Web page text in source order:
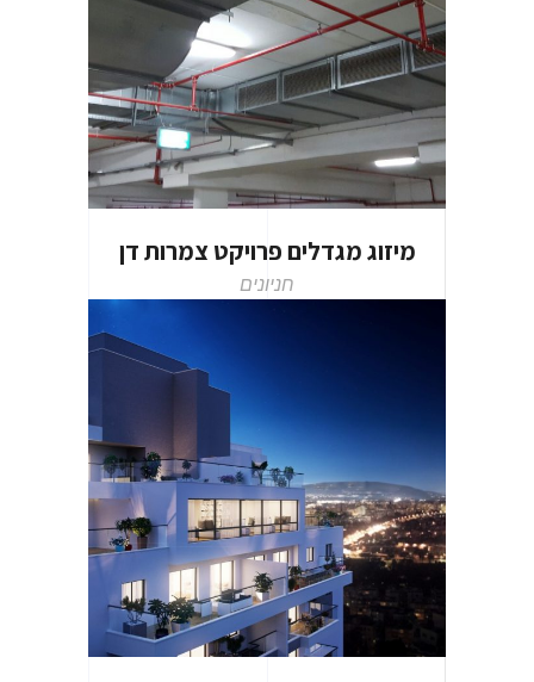
מיזוג מגדלים פרויקט צמרות דן
חניונים